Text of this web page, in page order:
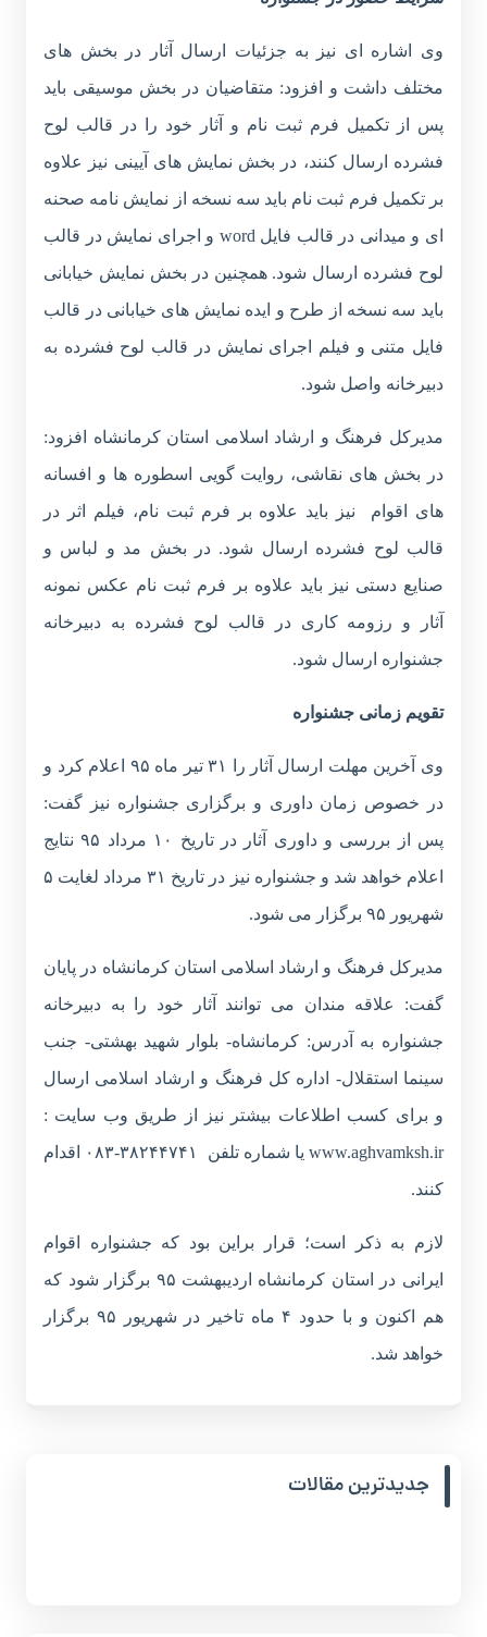
وی اشاره ای نیز به جزئیات ارسال آثار در بخش های
مختلف داشت و افزود: متقاضیان در بخش موسیقی باید
پس از تکمیل فرم ثبت نام و آثار خود را در قالب لوح
فشرده ارسال کنند، در بخش نمایش های آیینی نیز علاوه
بر تکمیل فرم ثبت نام باید سه نسخه از نمایش نامه صحنه
ای و میدانی در قالب فایل word و اجرای نمایش در قالب
لوح فشرده ارسال شود. همچنین در بخش نمایش خیابانی
باید سه نسخه از طرح و ایده نمایش های خیابانی در قالب
فایل متنی و فیلم اجرای نمایش در قالب لوح فشرده به
دبیرخانه واصل شود.
مدیرکل فرهنگ و ارشاد اسلامی استان کرمانشاه افزود:
در بخش های نقاشی، روایت گویی اسطوره ها و افسانه
های اقوام نیز باید علاوه بر فرم ثبت نام، فیلم اثر در
قالب لوح فشرده ارسال شود. در بخش مد و لباس و
صنایع دستی نیز باید علاوه بر فرم ثبت نام عکس نمونه
آثار و رزومه کاری در قالب لوح فشرده به دبیرخانه
جشنواره ارسال شود.
تقویم زمانی جشنواره
وی آخرین مهلت ارسال آثار را ۳۱ تیر ماه ۹۵ اعلام کرد و
در خصوص زمان داوری و برگزاری جشنواره نیز گفت:
پس از بررسی و داوری آثار در تاریخ ۱۰ مرداد ۹۵ نتایج
اعلام خواهد شد و جشنواره نیز در تاریخ ۳۱ مرداد لغایت ۵
شهریور ۹۵ برگزار می شود.
مدیرکل فرهنگ و ارشاد اسلامی استان کرمانشاه در پایان
گفت: علاقه مندان می توانند آثار خود را به دبیرخانه
جشنواره به آدرس: کرمانشاه- بلوار شهید بهشتی- جنب
سینما استقلال- اداره کل فرهنگ و ارشاد اسلامی ارسال
و برای کسب اطلاعات بیشتر نیز از طریق وب سایت :
www.aghvamksh.ir
یا شماره تلفن ۳۸۲۴۴۷۴۱-۰۸۳ اقدام
کنند.
لازم به ذکر است؛ قرار براین بود که جشنواره اقوام
ایرانی در استان کرمانشاه اردیبهشت ۹۵ برگزار شود که
هم اکنون و با حدود ۴ ماه تاخیر در شهریور ۹۵ برگزار
خواهد شد.
جدیدترین مقالات